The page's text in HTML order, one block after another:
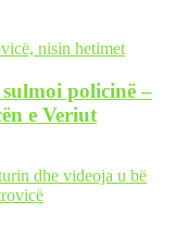
policinë –
e Veriut